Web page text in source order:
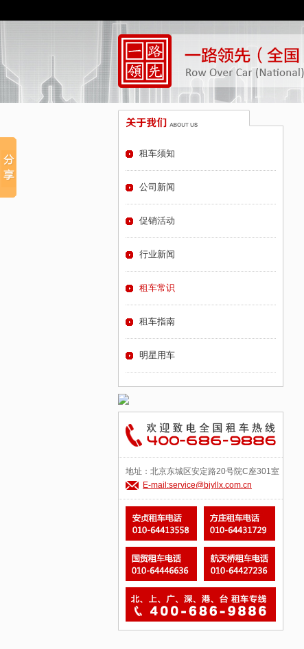
租车须知
公司新闻
促销活动
行业新闻
租车常识
租车指南
明星用车
地址：北京东城区安定路20号院C座301室
E-mail:service@bjyllx.com.cn